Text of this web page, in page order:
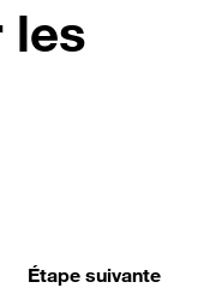
les
Étape suivante